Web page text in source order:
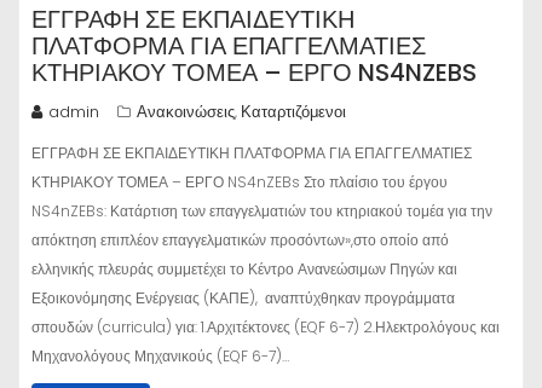
ΕΓΓΡΑΦΗ ΣΕ ΕΚΠΑΙΔΕΥΤΙΚΗ
ΠΛΑΤΦΟΡΜΑ ΓΙΑ ΕΠΑΓΓΕΛΜΑΤΙΕΣ
ΚΤΗΡΙΑΚΟΥ ΤΟΜΕΑ – ΕΡΓΟ NS4NZEBS
admin Ανακοινώσεις, Καταρτιζόμενοι
ΕΓΓΡΑΦΗ ΣΕ ΕΚΠΑΙΔΕΥΤΙΚΗ ΠΛΑΤΦΟΡΜΑ ΓΙΑ ΕΠΑΓΓΕΛΜΑΤΙΕΣ
ΚΤΗΡΙΑΚΟΥ ΤΟΜΕΑ – ΕΡΓΟ NS4nZEBs Στο πλαίσιο του έργου
NS4nZEBs: Κατάρτιση των επαγγελματιών του κτηριακού τομέα για την
απόκτηση επιπλέον επαγγελματικών προσόντων»,στο οποίο από
ελληνικής πλευράς συμμετέχει το Κέντρο Ανανεώσιμων Πηγών και
Εξοικονόμησης Ενέργειας (ΚΑΠΕ), αναπτύχθηκαν προγράμματα
σπουδών (curricula) για: 1.Αρχιτέκτονες (EQF 6-7) 2.Ηλεκτρολόγους και
Μηχανολόγους Μηχανικούς (EQF 6-7)…